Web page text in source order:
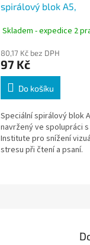
spirálový blok A5,
g/m², levandulový
Skladem - expedice 2
80,17 Kč bez DPH
97 Kč
Do košíku
Speciální spirálový blok
navržený ve spolupráci s
Institute pro snížení
stresu při čtení a psaní.